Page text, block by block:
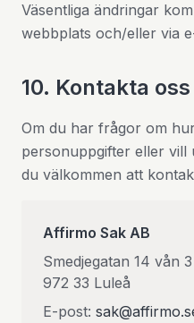
Väsentliga ändringar
webbplats och/eller via
10. Kontakta oss
Om du har frågor om
personuppgifter eller vill
du välkommen att
Affirmo Sak AB
Smedjegatan 14 vån 3
972 33 Luleå
E-post: